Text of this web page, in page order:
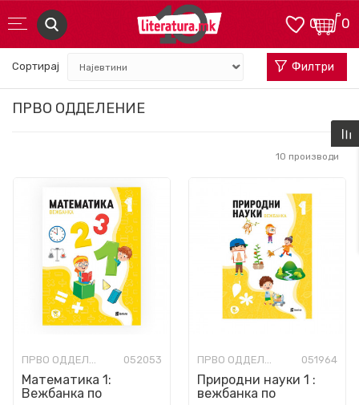
0
0
ПРВО ОДДЕЛЕНИЕ
Сортирај Филтри
10 производи
ПРВО ОДДЕЛЕНИЕ 052053
Математика 1:
Вежбанка по
ПРВО ОДДЕЛЕНИЕ 051964
Природни науки 1 :
вежбанка по